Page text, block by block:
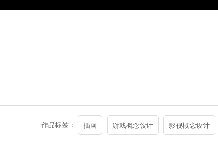
作品标签： 插画 游戏概念设计 影视概念设计